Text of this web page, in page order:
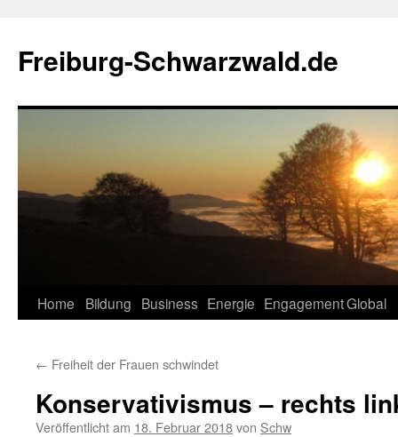
springen
Freiburg-Schwarzwald.de
Home Bildung Business Energie EngagementGlobal
← Freiheit der Frauen schwindet
Konservativismus – rechts
Veröffentlicht am 18. Februar 2018von Schw